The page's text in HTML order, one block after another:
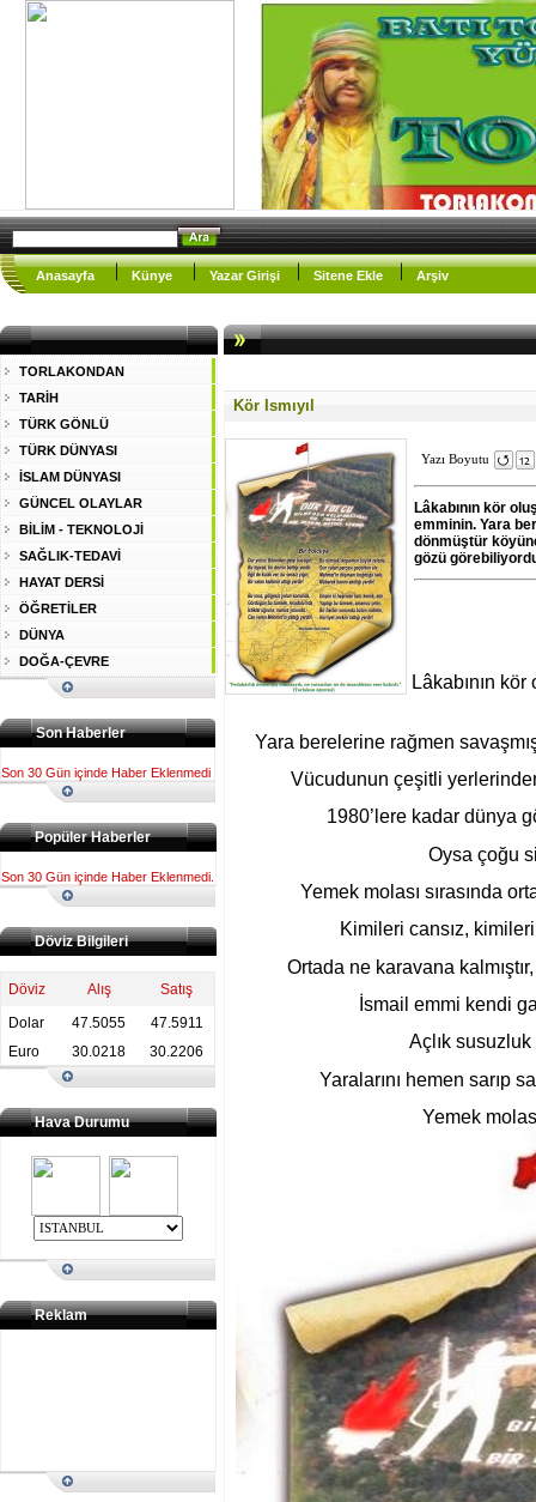
Anasayfa Künye Yazar Girişi Sitene Ekle Arşiv
Kör Ismıyıl
Yazı Boyutu
Lâkabının kör
emminin. Yara
dönmüştür
gözü
Lâkabının
Yara berelerine rağmen
Vücudunun çeşitli
1980’lere kadar dünya
Oysa çoğu
Yemek molası sırasında
Kimileri cansız,
Ortada ne karavana
İsmail emmi kendi
Açlık
Yaralarını hemen sarıp
Yemek
TORLAKONDAN
TARİH
TÜRK GÖNLÜ
TÜRK DÜNYASI
İSLAM DÜNYASI
GÜNCEL OLAYLAR
BİLİM - TEKNOLOJİ
SAĞLIK-TEDAVİ
HAYAT DERSİ
ÖĞRETİLER
DÜNYA
DOĞA-ÇEVRE
Son Haberler
Son 30 Gün içinde Haber Eklenmedi
Popüler Haberler
Son 30 Gün içinde Haber Eklenmedi.
Döviz Bilgileri
Döviz Alış
Satış
Dolar
47.5055
47.5911
Euro
30.0218 30.2206
Hava Durumu
Reklam